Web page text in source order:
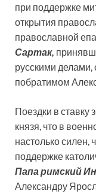
при поддержке
открытия
православной
Сартак,
русскими делами,
побратимом
Поездки в ставку
князя, что в
настолько силен,
поддержке
Папа римский
Александру